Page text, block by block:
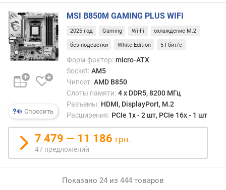
о
т
о
в
P
C
e
(
т
)
с
Спросить
MSI B850M GAMING PLUS WIFI
2025 год Gaming Wi-Fi охлаждение M.2
без подсветки White Edition 5 Гбит/с
Форм-фактор: micro-ATX
Socket: AM5
Чипсет: AMD B850
Слоты памяти: 4 х DDR5, 8200 МГц
Разъемы: HDMI, DisplayPort, M.2
Расширения: PCIe 1x - 2 шт, PCIe 16x - 1 шт
7 479 — 11 186 грн.
47 предложений
Показано 24 из 444 товаров